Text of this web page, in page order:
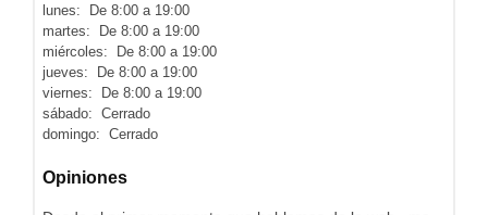
lunes: De 8:00 a 19:00
martes: De 8:00 a 19:00
miércoles: De 8:00 a 19:00
jueves: De 8:00 a 19:00
viernes: De 8:00 a 19:00
sábado: Cerrado
domingo: Cerrado
Opiniones